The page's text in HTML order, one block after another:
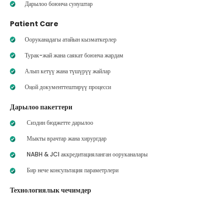
Дарылоо боюнча сунуштар
Patient Care
Ооруканадагы атайын кызматкерлер
Турак-жай жана саякат боюнча жардам
Алып кетүү жана түшүрүү жайлар
Оңой документтештирүү процесси
Дарылоо пакеттери
Сиздин бюджетте дарылоо
Мыкты врачтар жана хирургдар
NABH & JCI аккредитацияланган ооруканалары
Бир нече консультация параметрлери
Технологиялык чечимдер